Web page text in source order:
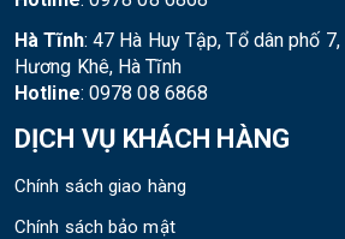
Hà Tĩnh: 47 Hà Huy Tập, Tổ dân phố
Hương Khê, Hà Tĩnh
Hotline: 0978 08 6868
DỊCH VỤ KHÁCH HÀNG
Chính sách giao hàng
Chính sách bảo mật